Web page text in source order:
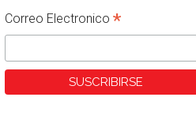
Correo Electronico *